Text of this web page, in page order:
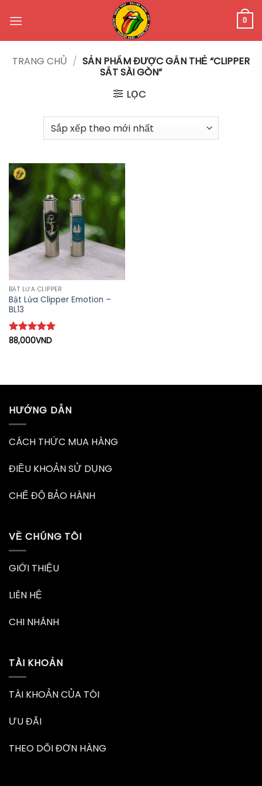
qua
0
TRANG CHỦ / SẢN PHẨM ĐƯỢC GẮN THẺ “CLIPPER
SẮT SÀI GÒN”
LỌC
BẬT LỬA CLIPPER
Bật Lửa Clipper Emotion –
BL13
Được xếp
88,000VND
HƯỚNG DẪN
CÁCH THỨC MUA HÀNG
ĐIỀU KHOẢN SỬ DỤNG
CHẾ ĐỘ BẢO HÀNH
VỀ CHÚNG TÔI
GIỚI THIỆU
LIÊN HỆ
CHI NHÁNH
TÀI KHOẢN
TÀI KHOẢN CỦA TÔI
ƯU ĐÃI
THEO DÕI ĐƠN HÀNG